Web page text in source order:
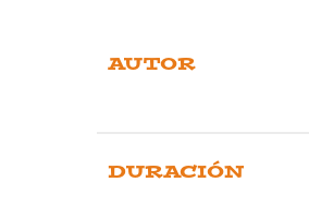
AUTOR
DURACIÓN